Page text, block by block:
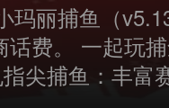
丽捕鱼（
费。 一起玩
尖捕鱼：丰富